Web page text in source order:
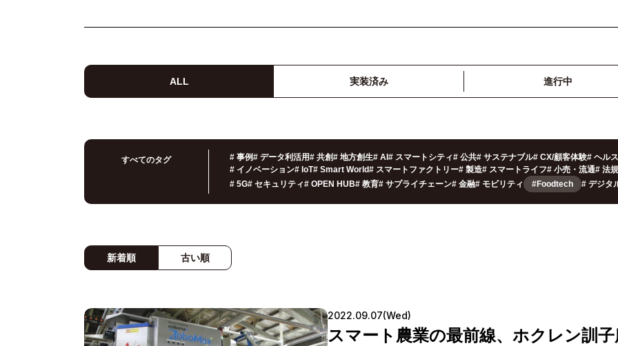
ALL 実装済み 進行中
すべてのタグ # 事例# データ利活用# 共創# 地方創生# AI # スマートシティ# 公共# サステナブル# CX/顧客体験# ヘル
# イノベーション# IoT# Smart World# スマートファクトリー# 製造# スマートライフ# 小売・流通# 法
# 5G# セキュリティ# OPEN HUB# 教育# サプライチェーン# 金融# モビリティ #Foodtech # デジタ
新着順 古い順
2022.09.07(Wed)
スマート農業の最前線、ホクレン訓子